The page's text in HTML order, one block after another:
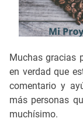
Muchas gracias
en verdad que
comentario y
más personas
muchísimo.